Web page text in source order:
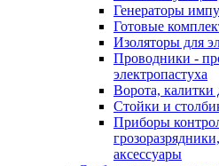
Генераторы
Готовые
Изоляторы для
Проводники -
электропастуха
Ворота, калитки
Стойки и
Приборы
аксессуары